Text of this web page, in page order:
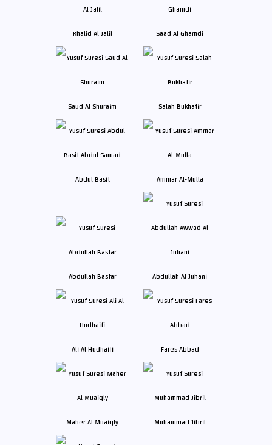
Khalid Al Jalil Saad Al Ghamdi
Saud Al Shuraim Salah Bukhatir
Abdul Basit Ammar Al-Mulla
Abdullah Basfar Abdullah Al Juhani
Ali Al Hudhaifi Fares Abbad
Maher Al Muaiqly Muhammad Jibril